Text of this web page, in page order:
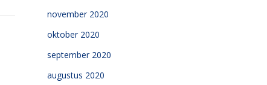
november 2020
oktober 2020
september 2020
augustus 2020